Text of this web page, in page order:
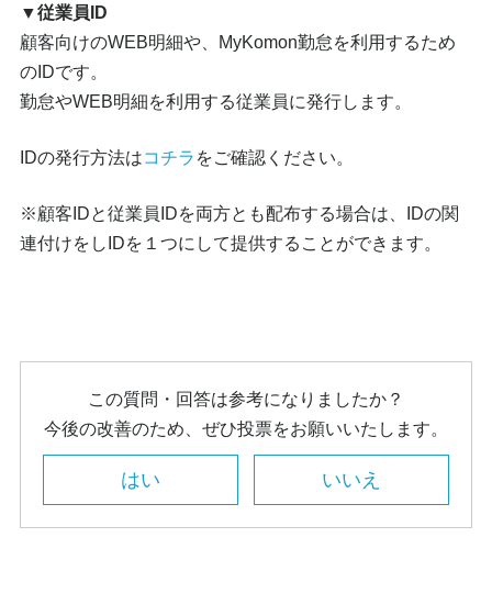
▼従業員ID
顧客向けのWEB明細や、MyKomon勤怠を利用するため
のIDです。
勤怠やWEB明細を利用する従業員に発行します。
IDの発行方法はコチラ をご確認ください。
※顧客IDと従業員IDを両方とも配布する場合は、IDの関
連付けをしIDを１つにして提供することができます。
この質問・回答は参考になりましたか？
今後の改善のため、ぜひ投票をお願いいたします。
はい いいえ